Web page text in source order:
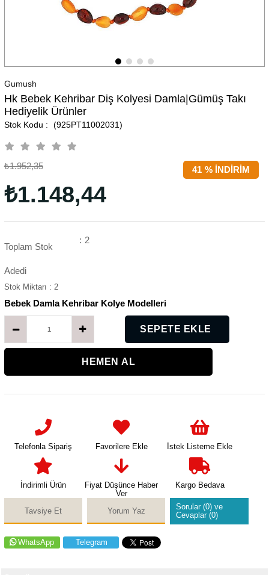
Gumush
Hk Bebek Kehribar Diş Kolyesi Damla|Gümüş Takı
Hediyelik Ürünler
(925PT11002031)
%
41 İNDIRIM
₺1.952,35
₺1.148,44
Toplam Stok
Adedi
: 2
Stok Miktarı : 2
Bebek Damla Kehribar Kolye Modelleri
Telefonla Sipariş Favorilere Ekle İstek Listeme Ekle
İndirimli Ürün
Fiyat Düşünce Haber
Ver
Kargo Bedava
Tavsiye Et Yorum Yaz
Sorular (0) ve
Cevaplar (0)
WhatsApp Telegram